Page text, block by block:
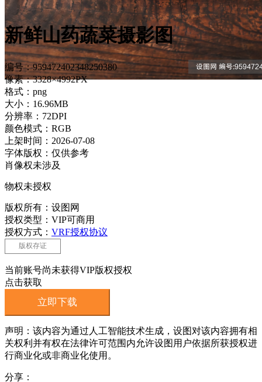
新鲜山药蔬菜摄影图
编号：959472402348250380
像素：3328×4992PX
格式：png
大小：16.96MB
分辨率：72DPI
颜色模式：RGB
上架时间：2026-07-08
字体版权：仅供参考
肖像权未涉及
物权未授权
版权所有：设图网
授权类型：VIP可商用
授权方式： VRF授权协议
版权存证
当前账号尚未获得VIP版权授权
点击获取
立即下载
声明：该内容为通过人工智能技术生成，设图对该内容拥有相
关权利并有权在法律许可范围内允许设图用户依据所获授权进
行商业化或非商业化使用。
分享：